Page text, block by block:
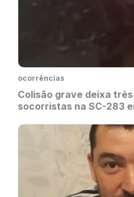
ocorrências
Colisão grave deixa
socorristas na SC-283